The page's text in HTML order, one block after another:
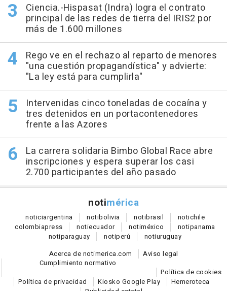
Ciencia.-Hispasat (Indra) logra el contrato
principal de las redes de tierra del IRIS2 por
más de 1.600 millones
Rego ve en el rechazo al reparto de menores
"una cuestión propagandística" y advierte:
"La ley está para cumplirla"
Intervenidas cinco toneladas de cocaína y
tres detenidos en un portacontenedores
frente a las Azores
La carrera solidaria Bimbo Global Race abre
inscripciones y espera superar los casi
2.700 participantes del año pasado
notimérica
noticiargentina notibolivia notibrasil notichile
colombiapress notiecuador notiméxico notipanama
notiparaguay notiperú notiuruguay
Acerca de notimerica.com
Aviso legal
Cumplimiento normativo
Política de cookies
Política de privacidad
Kiosko Google Play
Hemeroteca